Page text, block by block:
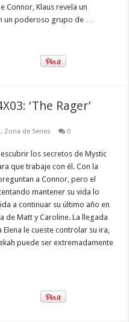
Connor, Klaus revela un
un poderoso grupo de …
‘The Rager’
, Zona de Series 0
los secretos de Mystic
que trabaje con él. Con la
a Connor, pero el
mantener su vida lo
a continuar su último año en
de Matt y Caroline. La llegada
le cueste controlar su ira,
puede ser extremadamente